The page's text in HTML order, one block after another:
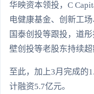
华映资本领投，C
电健康基金、创新工
国泰创投等跟投，道
壁创投等老股东持续超
至此，加上3月完成的
计融资5.7亿元。